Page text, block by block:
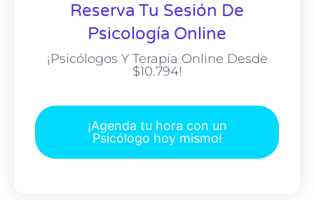
Reserva Tu Sesión De
Psicología Online
¡Psicólogos Y Terapia Online Desde
$10.794!
¡Agenda tu hora con un
Psicólogo hoy mismo!